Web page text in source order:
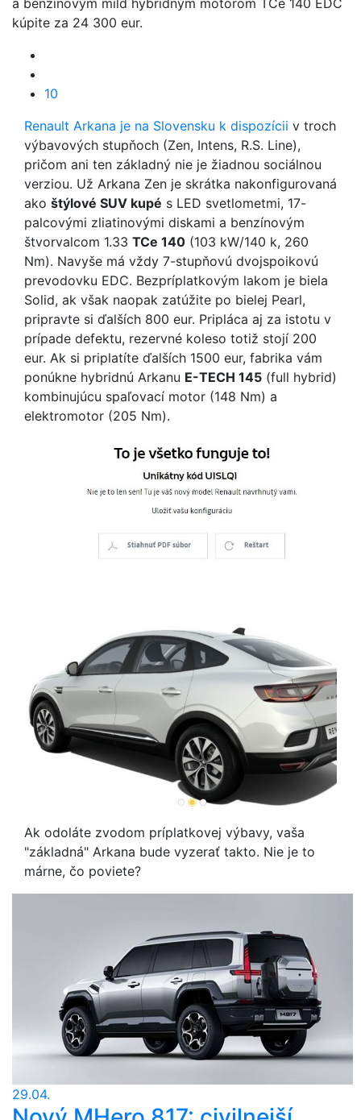
a benzínovým mild hybridným motorom TCe 140 EDC
kúpite za 24 300 eur.
10
Renault Arkana je na Slovensku k dispozícii v troch
výbavových stupňoch (Zen, Intens, R.S. Line),
pričom ani ten základný nie je žiadnou sociálnou
verziou. Už Arkana Zen je skrátka nakonfigurovaná
ako štýlové SUV kupé s LED svetlometmi, 17-
palcovými zliatinovými diskami a benzínovým
štvorvalcom 1.33 TCe 140 (103 kW/140 k, 260
Nm). Navyše má vždy 7-stupňovú dvojspoikovú
prevodovku EDC. Bezpríplatkovým lakom je biela
Solid, ak však naopak zatúžite po bielej Pearl,
pripravte si ďalších 800 eur. Pripláca aj za istotu v
prípade defektu, rezervné koleso totiž stojí 200
eur. Ak si priplatíte ďalších 1500 eur, fabrika vám
ponúkne hybridnú Arkanu E-TECH 145 (full hybrid)
kombinujúcu spaľovací motor (148 Nm) a
elektromotor (205 Nm).
Ak odoláte zvodom príplatkovej výbavy, vaša
"základná" Arkana bude vyzerať takto. Nie je to
márne, čo poviete?
29.04.